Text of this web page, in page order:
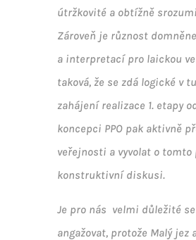
útržkovité a obtížně
Zároveň je různost
a interpretací pro laickou
taková, že se zdá logické v
zahájení realizace 1. etapy
koncepci PPO pak aktivně
veřejnosti a vyvolat o tomto
konstruktivní diskusi.
Je pro nás velmi důležité
angažovat, protože Malý jez